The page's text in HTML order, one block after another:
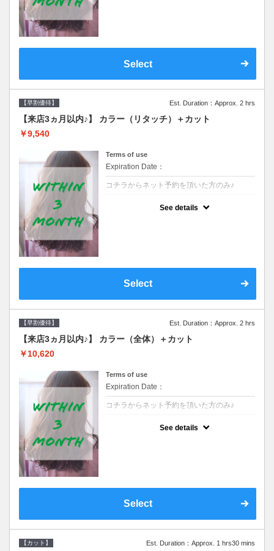
Select
【早割優待】 Est. Duration：Approx. 2 hrs
【来店3ヵ月以内♪】 カラー（リタッチ）＋カット
￥9,540
Terms of use
Expiration Date：
コチラからネット予約を頂いた方のみ♪
See details
Select
【早割優待】 Est. Duration：Approx. 2 hrs
【来店3ヵ月以内♪】 カラー（全体）＋カット
￥10,620
Terms of use
Expiration Date：
コチラからネット予約を頂いた方のみ♪
See details
Select
【カット】 Est. Duration：Approx. 1 hrs30 mins